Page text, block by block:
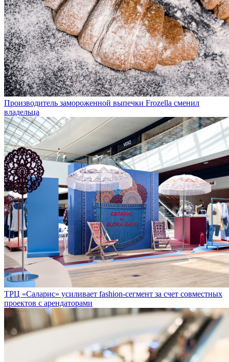
Производитель замороженной выпечки Frozella сменил
владельца
ТРЦ «Саларис» усиливает fashion-сегмент за счет совместных
проектов с арендаторами